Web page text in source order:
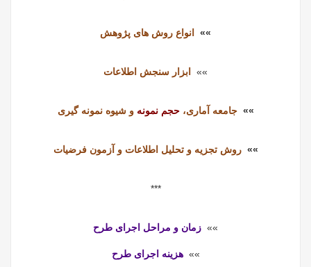
»» انواع روش های پژوهش
»» ابزار سنجش اطلاعات
»»جامعه آماری،حجم نمونه و شیوه نمونه گیری
»»روش تجزیه و تحلیل اطلاعات و آزمون فرضیات
***
»» زمان و مراحل اجرای طرح
»»هزینه اجرای طرح